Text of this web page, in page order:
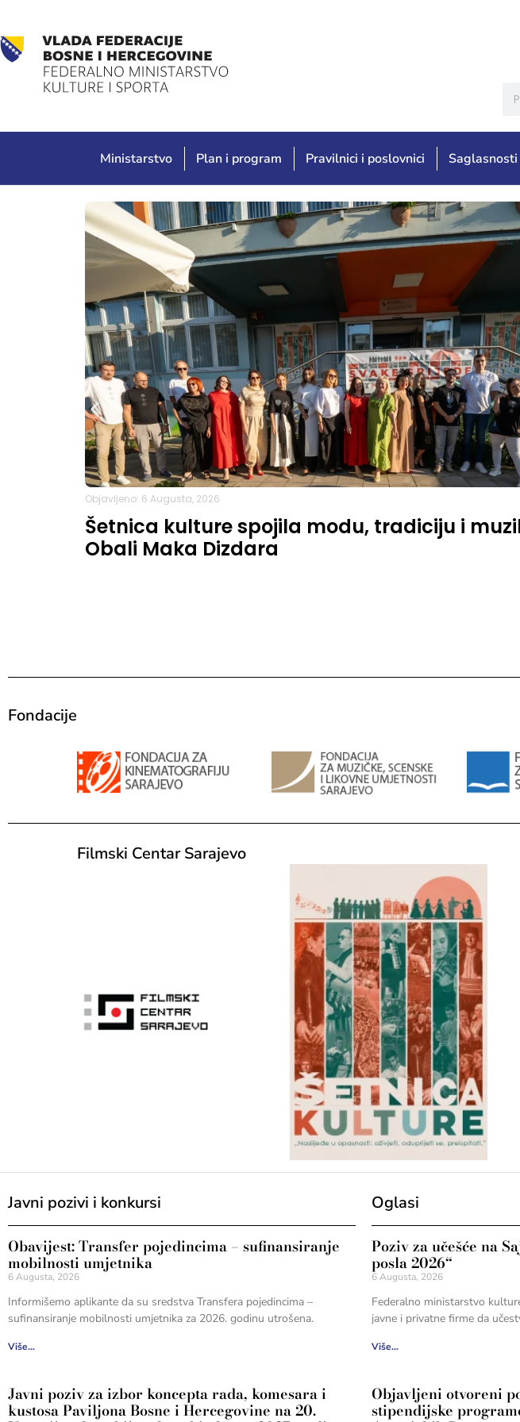
Ministarstvo Plan i program Pravilnici i poslovnici Saglasnosti
Objavljeno: 6 Augusta, 2026
Šetnica kulture spojila modu, tradiciju i
Obali Maka Dizdara
Fondacije
Filmski Centar Sarajevo
Javni pozivi i konkursi
Obavijest: Transfer pojedincima – sufinansiranje
mobilnosti umjetnika
6 Augusta, 2026
Informišemo aplikante da su sredstva Transfera pojedincima –
sufinansiranje mobilnosti umjetnika za 2026. godinu utrošena.
Više...
Javni poziv za izbor koncepta rada, komesara i
kustosa Paviljona Bosne i Hercegovine na 20.
Oglasi
Poziv za učešće na
posla 2026“
6 Augusta, 2026
Federalno ministarstvo
javne i privatne firme da
Više...
Objavljeni otvoreni
stipendijske